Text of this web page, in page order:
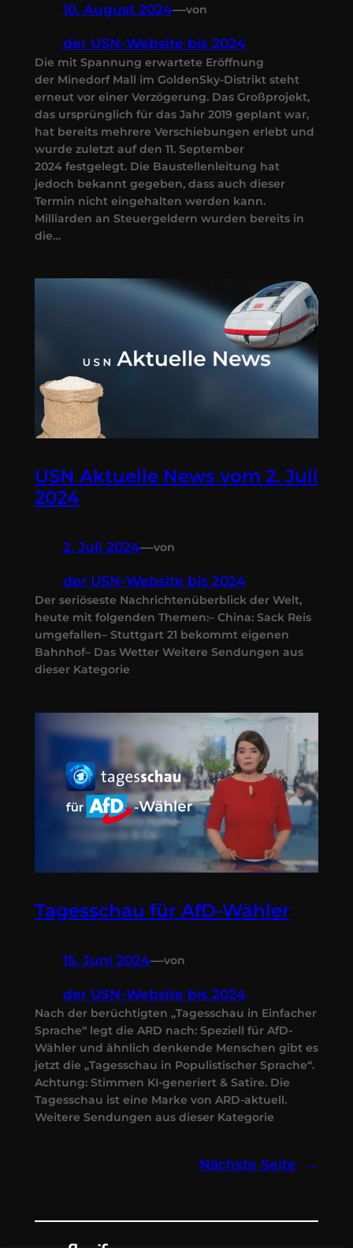
10. August 2024—von
der USN-Website bis 2024
Die mit Spannung erwartete Eröffnung
der Minedorf Mall im GoldenSky-Distrikt steht
erneut vor einer Verzögerung. Das Großprojekt,
das ursprünglich für das Jahr 2019 geplant war,
hat bereits mehrere Verschiebungen erlebt und
wurde zuletzt auf den 11. September
2024 festgelegt. Die Baustellenleitung hat
jedoch bekannt gegeben, dass auch dieser
Termin nicht eingehalten werden kann.
Milliarden an Steuergeldern wurden bereits in
die…
USN Aktuelle News vom 2. Juli
2024
2. Juli 2024—von
der USN-Website bis 2024
Der seriöseste Nachrichtenüberblick der Welt,
heute mit folgenden Themen:– China: Sack Reis
umgefallen– Stuttgart 21 bekommt eigenen
Bahnhof– Das Wetter Weitere Sendungen aus
dieser Kategorie
Tagesschau für AfD-Wähler
15. Juni 2024—von
der USN-Website bis 2024
Nach der berüchtigten „Tagesschau in Einfacher
Sprache“ legt die ARD nach: Speziell für AfD-
Wähler und ähnlich denkende Menschen gibt es
jetzt die „Tagesschau in Populistischer Sprache“.
Achtung: Stimmen KI-generiert & Satire. Die
Tagesschau ist eine Marke von ARD-aktuell.
Weitere Sendungen aus dieser Kategorie
Nächste Seite →